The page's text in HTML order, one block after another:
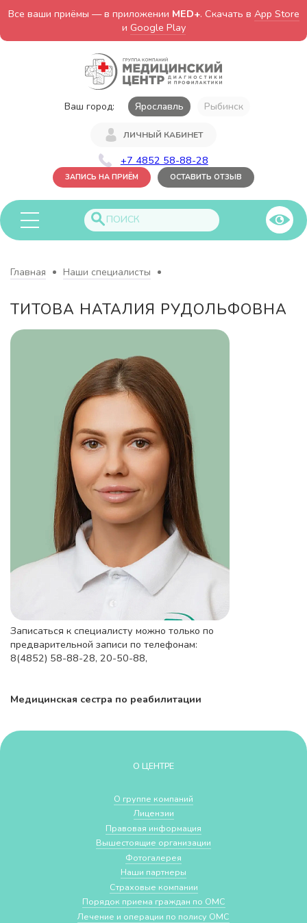
Все ваши приёмы — в приложении MED+. Скачать в App Store
и Google Play
Ваш город: Ярославль Рыбинск
ЛИЧНЫЙ КАБИНЕТ
+7 4852 58-88-28
ЗАПИСЬ НА ПРИЁМ ОСТАВИТЬ ОТЗЫВ
Главная Наши специалисты
ТИТОВА НАТАЛИЯ РУДОЛЬФОВНА
Записаться к специалисту можно только по
предварительной записи по телефонам:
8(4852) 58-88-28, 20-50-88,
Медицинская сестра по реабилитации
О ЦЕНТРЕ
О группе компаний
Лицензии
Правовая информация
Вышестоящие организации
Фотогалерея
Наши партнеры
Страховые компании
Порядок приема граждан по ОМС
Лечение и операции по полису ОМС